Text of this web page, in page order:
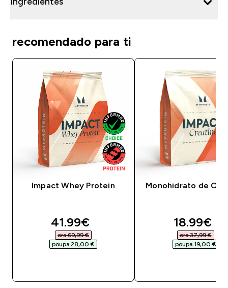
recomendado para ti
Impact Whey Protein
discounted price
41.99€‎
era 69,99 €‎
poupa 28,00 €‎
Monohidrato de
18.99€‎
era 37,99 €‎
poupa 19,00 €‎